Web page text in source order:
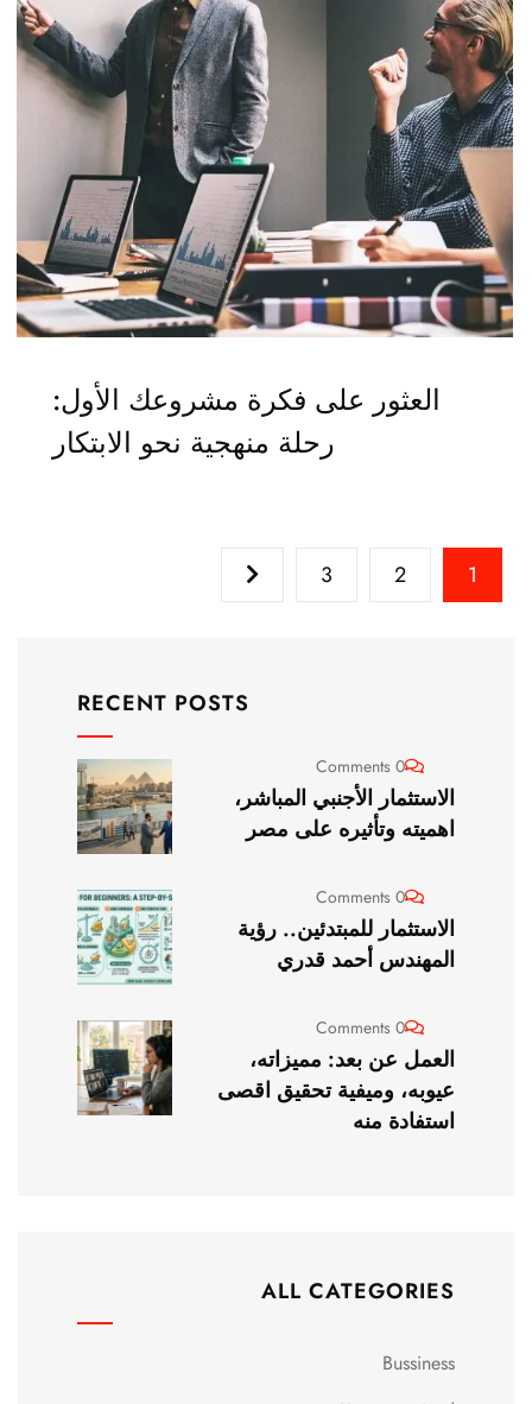
العثور على فكرة مشروعك الأول:
رحلة منهجية نحو الابتكار
1
2
3
RECENT POSTS
0 Comments
الاستثمار الأجنبي المباشر،
اهميته وتأثيره على مصر
0 Comments
الاستثمار للمبتدئين.. رؤية
المهندس أحمد قدري
0 Comments
العمل عن بعد: مميزاته،
عيوبه، وميفية تحقيق اقصى
استفادة منه
ALL CATEGORIES
Bussiness